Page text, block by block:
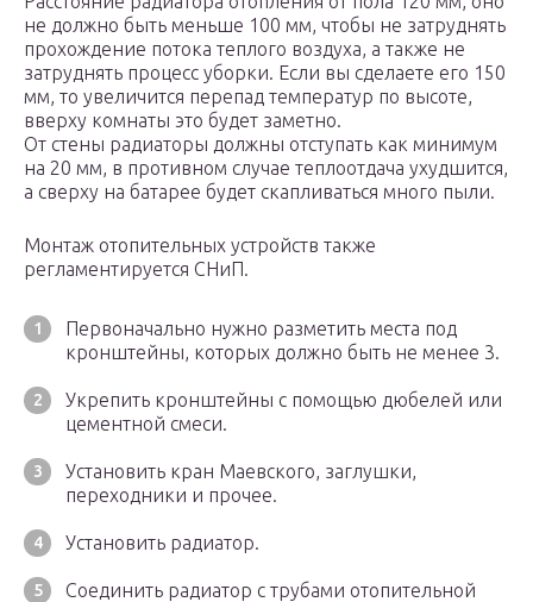
не должно быть меньше 100 мм, чтобы не затруднять
прохождение потока теплого воздуха, а также не
затруднять процесс уборки. Если вы сделаете его 150
мм, то увеличится перепад температур по высоте,
вверху комнаты это будет заметно.
От стены радиаторы должны отступать как минимум
на 20 мм, в противном случае теплоотдача ухудшится,
а сверху на батарее будет скапливаться много пыли.
Монтаж отопительных устройств также
регламентируется СНиП.
Первоначально нужно разметить места под
кронштейны, которых должно быть не менее 3.
Укрепить кронштейны с помощью дюбелей или
цементной смеси.
Установить кран Маевского, заглушки,
переходники и прочее.
Установить радиатор.
Соединить радиатор с трубами отопительной